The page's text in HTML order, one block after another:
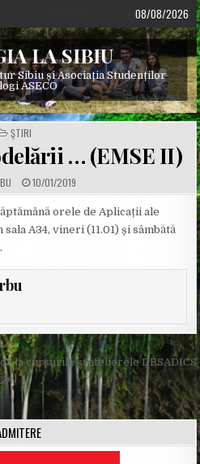
08/08/2026
LA SIBIU
Sibiu și Asociația Studenților
ASECO
POSTED
IN
ŞTIRI
… (EMSE II)
P
U
L
S
D
10/01/2019
orele de Aplicații ale
A34, vineri (11.01) și sâmbătă
la cursurile și atelierele DESADICS
→